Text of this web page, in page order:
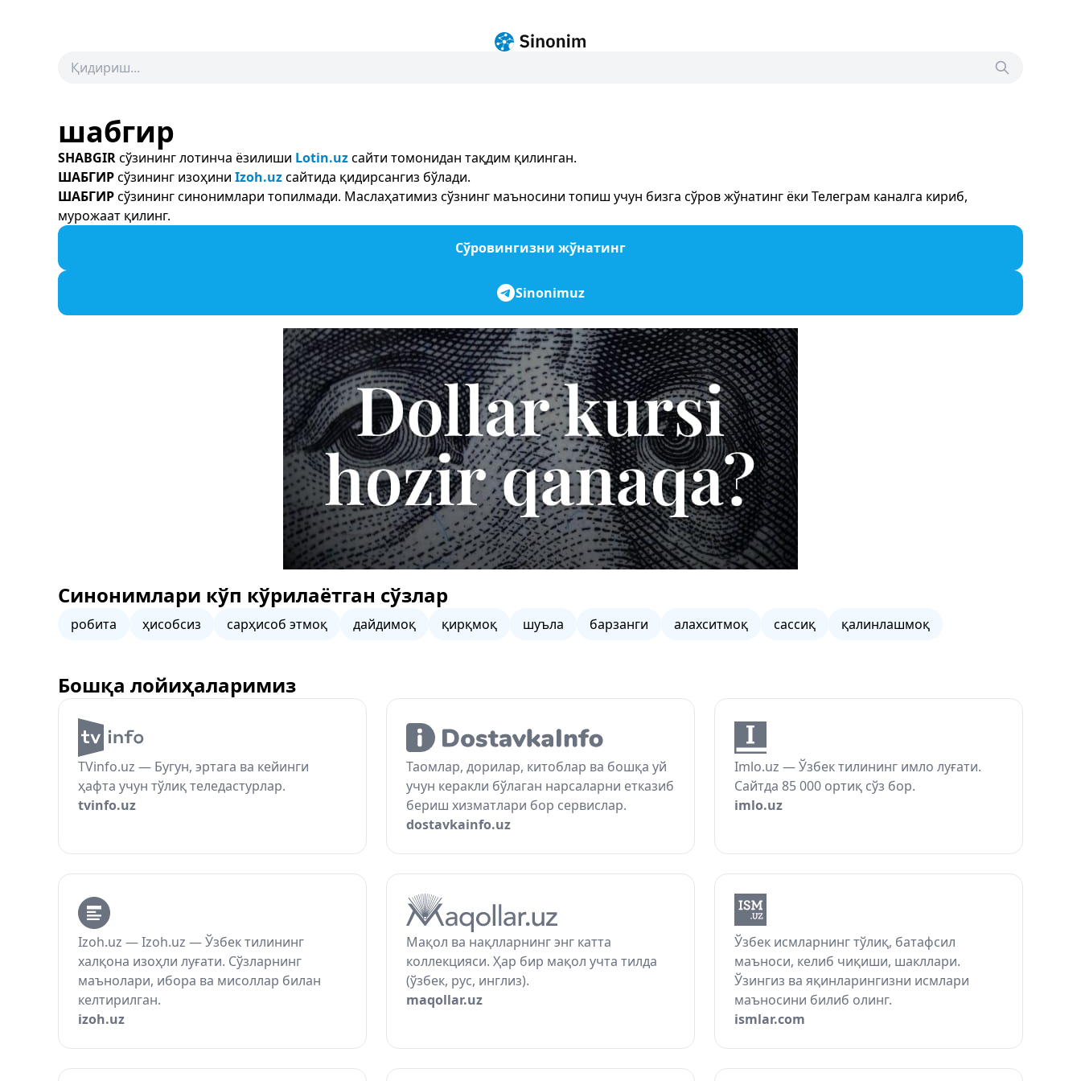
шабгир
SHABGIRсўзининг лотинча ёзилиши Lotin.uzсайти томонидан тақдим қилинган.
ШАБГИРсўзининг изоҳини Izoh.uzсайтида қидирсангиз бўлади.
ШАБГИРсўзининг синонимлари топилмади. Маслаҳатимиз сўзнинг маъносини топиш учун бизга сўров жўнатинг ёки Телеграм каналга кириб,
мурожаат қилинг.
Сўровингизни жўнатинг
Sinonimuz
Синонимлари кўп кўрилаётган сўзлар
робита ҳисобсиз сарҳисоб этмоқ дайдимоқ қирқмоқ шуъла барзанги алахситмоқ сассиқ қалинлашмоқ
Бошқа лойиҳаларимиз
TVinfo.uz — Бугун, эртага ва кейинги
ҳафта учун тўлиқ теледастурлар.
tvinfo.uz
Таомлар, дорилар, китоблар ва бошқа уй
учун керакли бўлаган нарсаларни етказиб
бериш хизматлари бор сервислар.
dostavkainfo.uz
Imlo.uz — Ўзбек тилининг имло луғати.
Сайтда 85 000 ортиқ сўз бор.
imlo.uz
Izoh.uz — Izoh.uz — Ўзбек тилининг
халқона изоҳли луғати. Сўзларнинг
маънолари, ибора ва мисоллар билан
келтирилган.
izoh.uz
Мақол ва нақлларнинг энг катта
коллекцияси. Ҳар бир мақол учта тилда
(ўзбек, рус, инглиз).
maqollar.uz
Ўзбек исмларнинг тўлиқ, батафсил
маъноси, келиб чиқиши, шакллари.
Ўзингиз ва яқинларингизни исмлари
маъносини билиб олинг.
ismlar.com